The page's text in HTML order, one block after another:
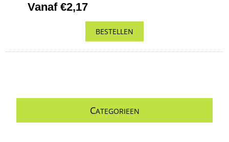
Vanaf €2,17
CATEGORIEEN